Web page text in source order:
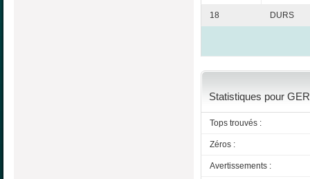
18 DURS
Statistiques pour
Tops trouvés :
Zéros :
Avertissements :